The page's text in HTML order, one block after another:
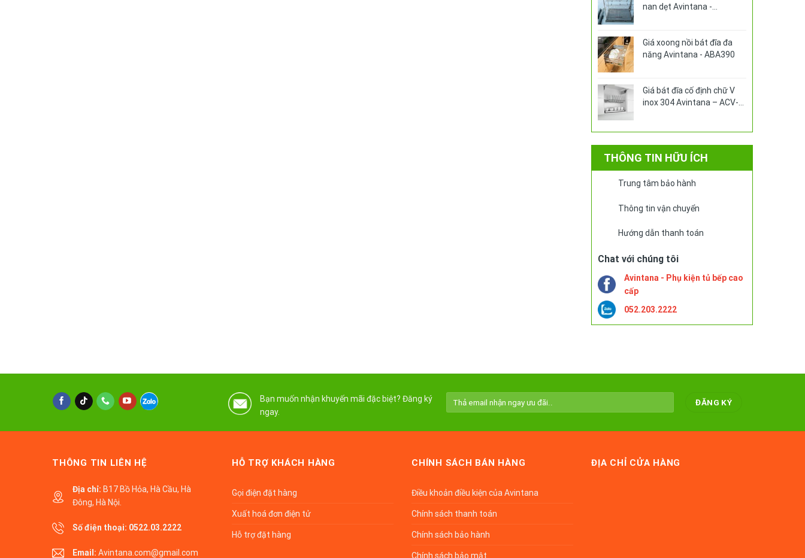
nan dẹt Avintana -
Giá xoong nồi bát đĩa đa
năng Avintana - ABA390
Giá bát đĩa cố định chữ V
inox 304 Avintana – ACV-
THÔNG TIN HỮU ÍCH
Trung tâm bảo hành
Thông tin vận chuyển
Hướng dẫn thanh toán
Chat với chúng tôi
Avintana - Phụ kiện tủ bếp cao
cấp
052.203.2222
Bạn muốn nhận khuyến mãi đặc biệt? Đăng ký
ngay.
THÔNG TIN LIÊN HỆ
Địa chỉ: B17 Bồ Hỏa, Hà Cầu, Hà
Đông, Hà Nội.
Số điện thoại: 0522.03.2222
Email: Avintana.com@gmail.com
HỖ TRỢ KHÁCH HÀNG
Gọi điện đặt hàng
Xuất hoá đơn điện tử
Hỗ trợ đặt hàng
CHÍNH SÁCH BÁN HÀNG
Điều khoản điều kiện của Avintana
Chính sách thanh toán
Chính sách bảo hành
Chính sách bảo mật
ĐỊA CHỈ CỬA HÀNG